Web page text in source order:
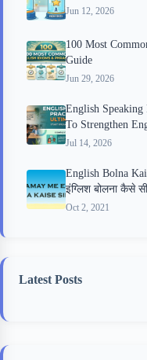
Jun 12, 2026
100 Most
Guide
Jun 29, 2026
English Speaking
To Strengthen
Jul 14, 2026
English Bolna
इंग्लिश बोलना कैसे
Oct 2, 2021
Latest Posts